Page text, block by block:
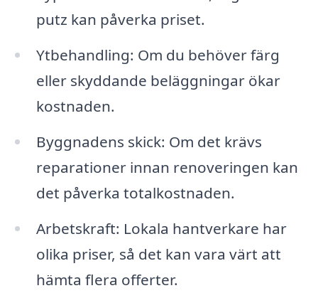
putz kan påverka priset.
Ytbehandling: Om du behöver färg
eller skyddande beläggningar ökar
kostnaden.
Byggnadens skick: Om det krävs
reparationer innan renoveringen kan
det påverka totalkostnaden.
Arbetskraft: Lokala hantverkare har
olika priser, så det kan vara värt att
hämta flera offerter.